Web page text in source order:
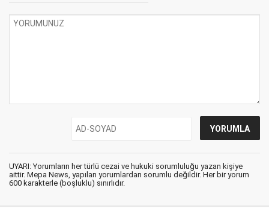
UYARI: Yorumların her türlü cezai ve hukuki sorumluluğu yazan kişiye
aittir. Mepa News, yapılan yorumlardan sorumlu değildir. Her bir yorum
600 karakterle (boşluklu) sınırlıdır.